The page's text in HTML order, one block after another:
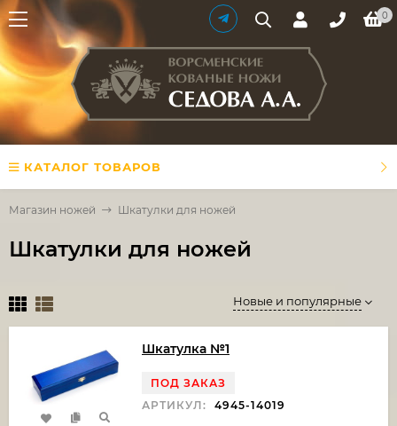
0
КАТАЛОГ ТОВАРОВ
Магазин ножей Шкатулки для ножей
Шкатулки для ножей
Новые и популярные
Шкатулка №1
ПОД ЗАКАЗ
АРТИКУЛ:
4945-14019